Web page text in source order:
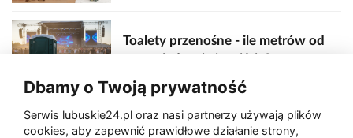
Toalety przenośne - ile metrów od
sceny, jedzenia i wejścia?
Zaatakował seniora na "kwadracie"
Dbamy o Twoją prywatność
Serwis lubuskie24.pl oraz nasi partnerzy używają plików
cookies, aby zapewnić prawidłowe działanie strony,